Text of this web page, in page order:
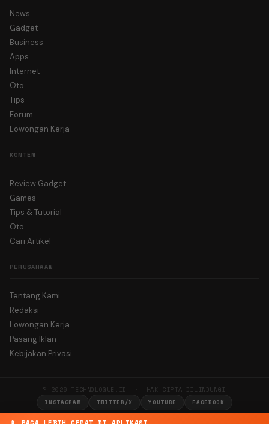
News
Gadget
Business
Apps
Internet
Oto
Tips
Forum
Lowongan Kerja
KONTEN
Review Gadget
Games
Tips & Tutorial
Oto
Cari Artikel
PERUSAHAAN
Tentang Kami
Redaksi
Lowongan Kerja
Pasang Iklan
Kebijakan Privasi
© 2026 TECHNOLOGUE.ID · HAK CIPTA DILINDUNGI
INSTAGRAM TWITTER/X YOUTUBE FACEBOOK